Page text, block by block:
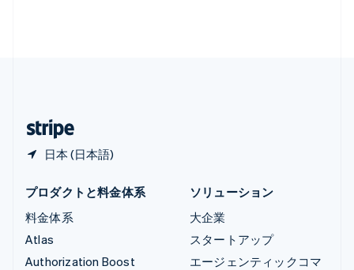
日本 (日本語)
プロダクトと料金体系
料金体系
Atlas
Authorization Boost
ソリューション
大企業
スタートアップ
エージェンティックコマ